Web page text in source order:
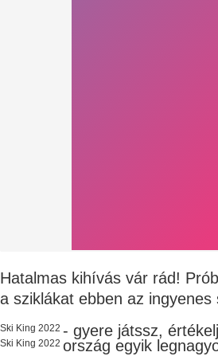
Hatalmas kihívás vár rád!
a sziklákat ebben az ingyenes
Ski King 2022 - gyere játssz,
ország egyik
Ski King 2022